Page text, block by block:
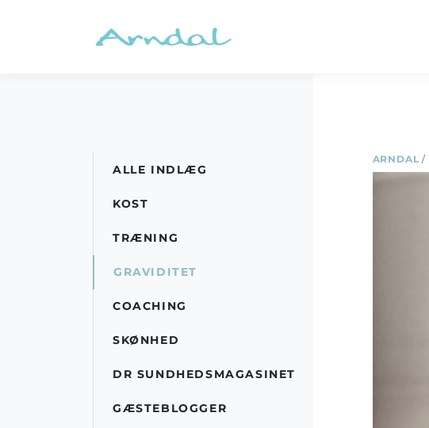
ARNDAL /
ALLE INDLÆG
KOST
TRÆNING
GRAVIDITET
COACHING
SKØNHED
DR SUNDHEDSMAGASINET
GÆSTEBLOGGER